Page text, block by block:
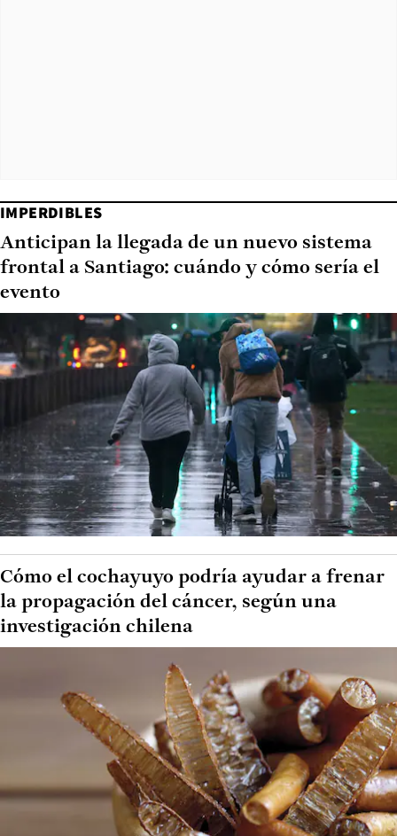
IMPERDIBLES
Anticipan la llegada de un nuevo sistema
frontal a Santiago: cuándo y cómo sería el
evento
Cómo el cochayuyo podría ayudar a frenar
la propagación del cáncer, según una
investigación chilena